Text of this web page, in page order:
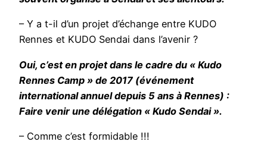
– Y a t-il d’un projet d’échange entre KUDO
Rennes et KUDO Sendai dans l’avenir ?
Oui, c’est en projet dans le cadre du « Kudo
Rennes Camp » de 2017 (événement
international annuel depuis 5 ans à Rennes) :
Faire venir une délégation « Kudo Sendai ».
– Comme c’est formidable !!!